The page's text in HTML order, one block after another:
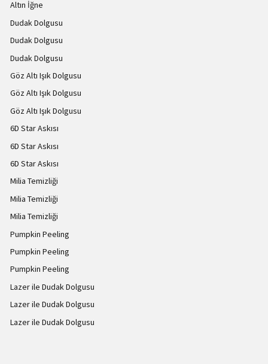
Altın İğne
Dudak Dolgusu
Dudak Dolgusu
Dudak Dolgusu
Göz Altı Işık Dolgusu
Göz Altı Işık Dolgusu
Göz Altı Işık Dolgusu
6D Star Askısı
6D Star Askısı
6D Star Askısı
Milia Temizliği
Milia Temizliği
Milia Temizliği
Pumpkin Peeling
Pumpkin Peeling
Pumpkin Peeling
Lazer ile Dudak Dolgusu
Lazer ile Dudak Dolgusu
Lazer ile Dudak Dolgusu